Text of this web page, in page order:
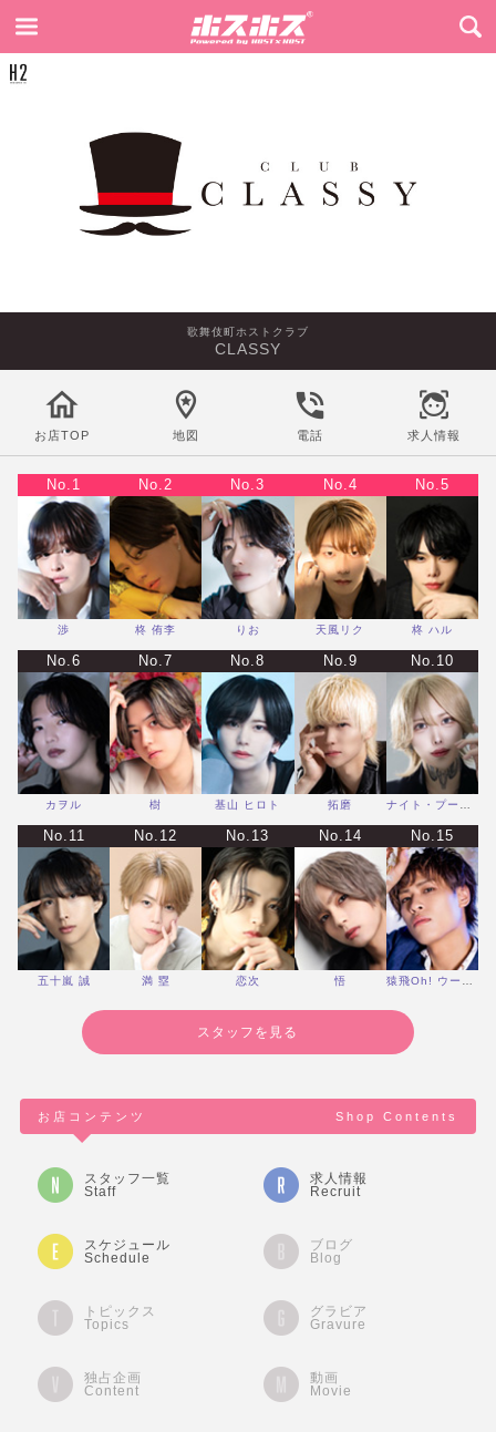
歌舞伎町ホストクラブ
CLASSY
お店TOP 地図 電話 求人情報
No.1
渉
No.2
柊 侑李
No.3
りお
No.4
天風リク
No.5
柊 ハル
No.6
カヲル
No.7
樹
No.8
基山 ヒロト
No.9
拓磨
No.10
ナイト・プール・ぱしゃぱしゃ
No.11
五十嵐 誠
No.12
満 塁
No.13
恋次
No.14
悟
No.15
スタッフを見る
Shop Contents
お店コンテンツ
スタッフ一覧
Staff
求人情報
Recruit
スケジュール
Schedule
ブログ
Blog
トピックス
Topics
グラビア
Gravure
独占企画
Content
動画
Movie